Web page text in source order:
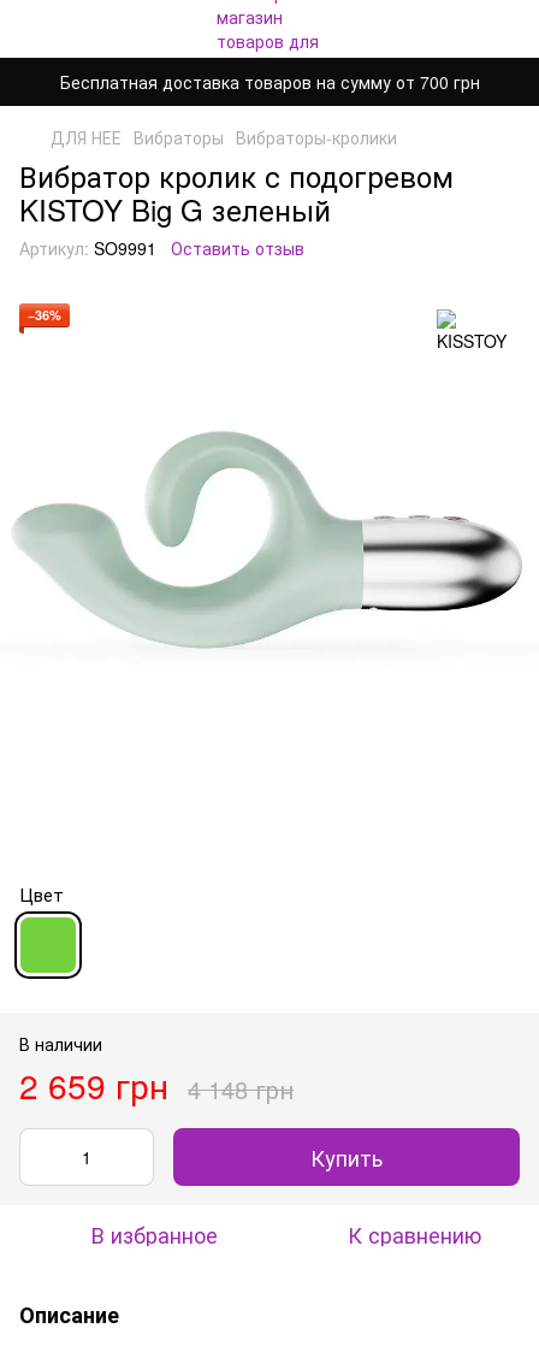
Бесплатная доставка товаров на сумму от 700 грн
ДЛЯ НЕЕ Вибраторы Вибраторы-кролики
Вибратор кролик с подогревом
KISTOY Big G зеленый
Артикул: SO9991 Оставить отзыв
−36%
Цвет
В наличии
2 659 грн 4 148 грн
Купить
В избранное К сравнению
Описание